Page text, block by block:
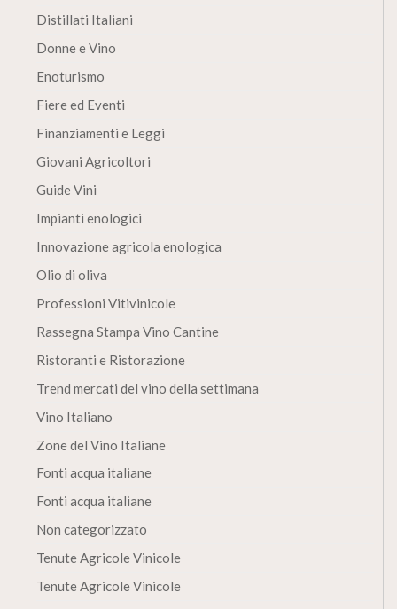
Distillati Italiani
Donne e Vino
Enoturismo
Fiere ed Eventi
Finanziamenti e Leggi
Giovani Agricoltori
Guide Vini
Impianti enologici
Innovazione agricola enologica
Olio di oliva
Professioni Vitivinicole
Rassegna Stampa Vino Cantine
Ristoranti e Ristorazione
Trend mercati del vino della settimana
Vino Italiano
Zone del Vino Italiane
Fonti acqua italiane
Fonti acqua italiane
Non categorizzato
Tenute Agricole Vinicole
Tenute Agricole Vinicole